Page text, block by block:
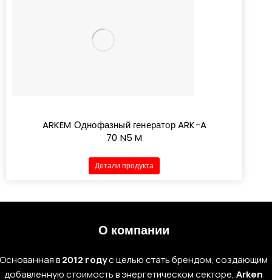
ARKEM Однофазный генератор ARK-A
70 N5 M
Детали продукта
О компании
Основанная в2012 годус целью стать брендом, создающим
добавленную стоимость в энергетическом секторе, Arken